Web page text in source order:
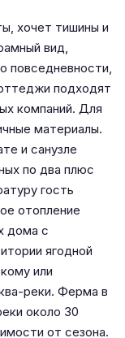
хочет тишины и
вид,
повседневности,
подходят
компаний. Для
материалы.
и санузле
по два плюс
гость
отопление
дома с
ягодной
или
реки. Ферма в
около 30
от сезона.